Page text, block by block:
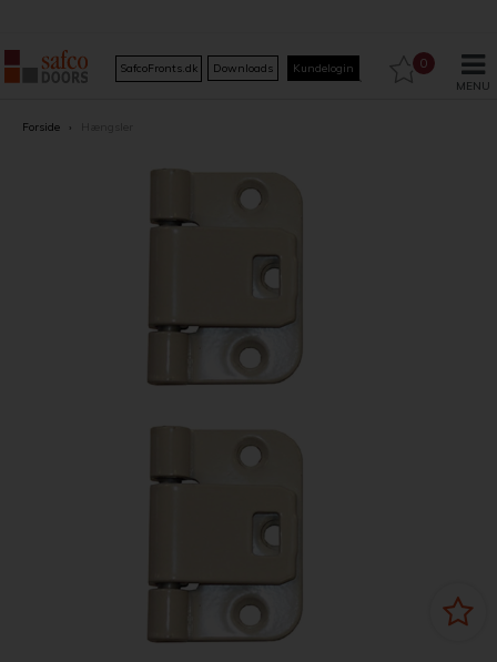
0
Downloads Kundelogin
SafcoFronts.dk
Forside ›